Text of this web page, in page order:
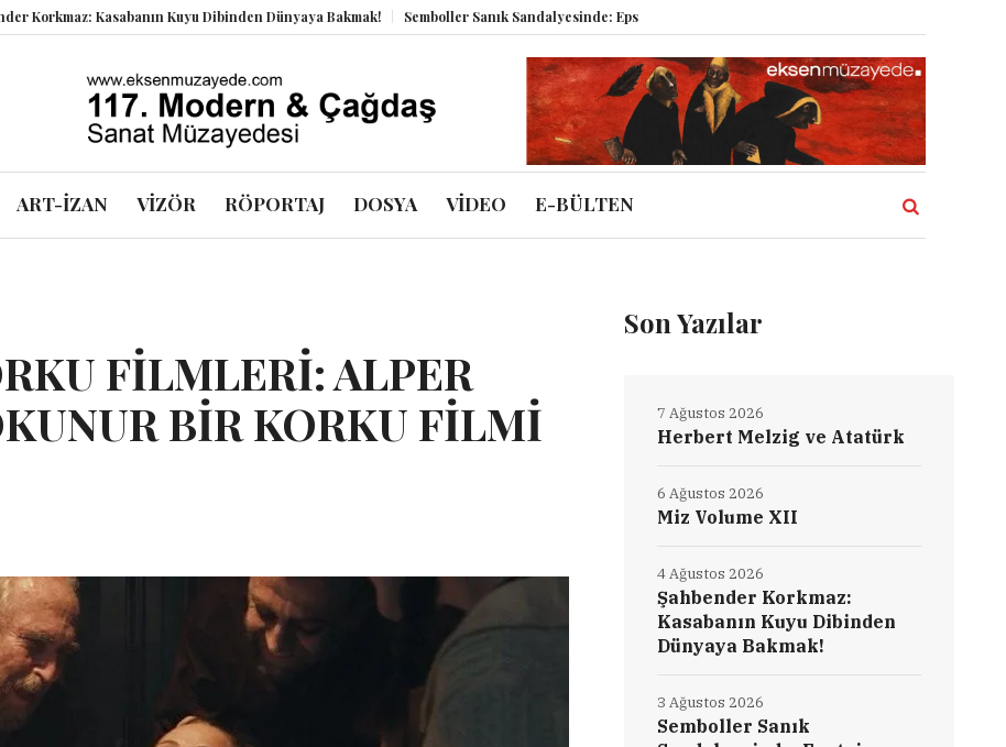
Kuyu Dibinden Dünyaya Bakmak! Semboller Sanık Sandalyesinde: Epstein vakası kadim tanrıları nasıl komplo kanıtına dönüştürdü?
ART-İZAN VİZÖR RÖPORTAJ DOSYA VİDEO E-BÜLTEN
FİLMLERİ: ALPER
BİR KORKU FİLMİ
Son Yazılar
Herbert Melzig ve Atatürk
7 Ağustos 2026
Miz Volume XII
6 Ağustos 2026
Şahbender Korkmaz:
Kasabanın Kuyu Dibinden
Dünyaya Bakmak!
4 Ağustos 2026
Semboller Sanık
3 Ağustos 2026